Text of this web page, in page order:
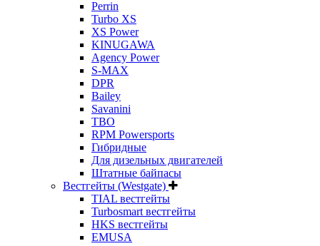
Perrin
Turbo XS
XS Power
KINUGAWA
Agency Power
S-MAX
DPR
Bailey
Savanini
TBO
RPM Powersports
Гибридные
Для дизельных двигателей
Штатные байпасы
Вестгейты (Westgate)
TIAL вестгейты
Turbosmart вестгейты
HKS вестгейты
EMUSA